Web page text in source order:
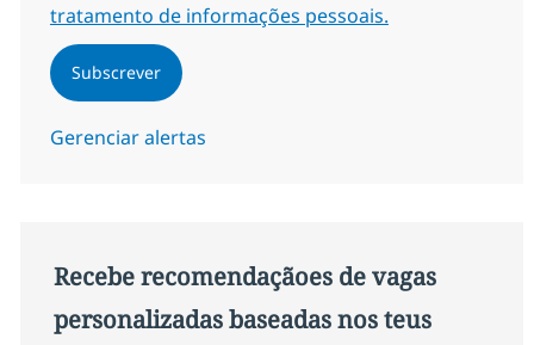
tratamento de informações pessoais.
Subscrever
Gerenciar alertas
Recebe recomendaçãoes de vagas
personalizadas baseadas nos teus